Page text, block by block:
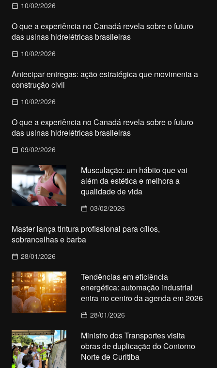
10/02/2026
O que a experiência no Canadá revela sobre o futuro
das usinas hidrelétricas brasileiras
10/02/2026
Antecipar entregas: ação estratégica que movimenta a
construção civil
10/02/2026
O que a experiência no Canadá revela sobre o futuro
das usinas hidrelétricas brasileiras
09/02/2026
Musculação: um hábito que vai
além da estética e melhora a
qualidade de vida
03/02/2026
Master lança tintura profissional para cílios,
sobrancelhas e barba
28/01/2026
Tendências em eficiência
energética: automação industrial
entra no centro da agenda em 2026
28/01/2026
Ministro dos Transportes visita
obras de duplicação do Contorno
Norte de Curitiba